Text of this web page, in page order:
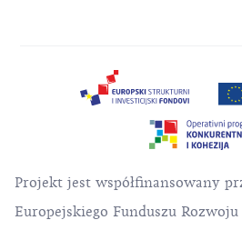
Projekt jest współfinansowany
Europejskiego Funduszu Rozwoju